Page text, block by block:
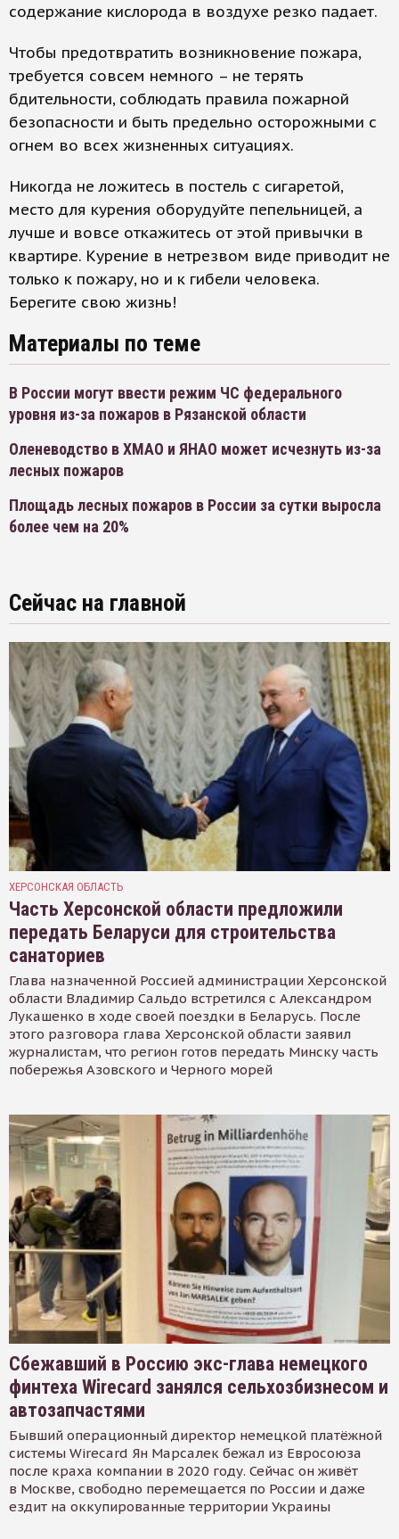
содержание кислорода в воздухе резко падает.
Чтобы предотвратить возникновение пожара,
требуется совсем немного – не терять
бдительности, соблюдать правила пожарной
безопасности и быть предельно осторожными с
огнем во всех жизненных ситуациях.
Никогда не ложитесь в постель с сигаретой,
место для курения оборудуйте пепельницей, а
лучше и вовсе откажитесь от этой привычки в
квартире. Курение в нетрезвом виде приводит не
только к пожару, но и к гибели человека.
Берегите свою жизнь!
Материалы по теме
В России могут ввести режим ЧС федерального
уровня из-за пожаров в Рязанской области
Оленеводство в ХМАО и ЯНАО может исчезнуть из-за
лесных пожаров
Площадь лесных пожаров в России за сутки выросла
более чем на 20%
Сейчас на главной
ХЕРСОНСКАЯ ОБЛАСТЬ
Часть Херсонской области предложили
передать Беларуси для строительства
санаториев
Глава назначенной Россией администрации Херсонской
области Владимир Сальдо встретился с Александром
Лукашенко в ходе своей поездки в Беларусь. После
этого разговора глава Херсонской области заявил
журналистам, что регион готов передать Минску часть
побережья Азовского и Черного морей
Сбежавший в Россию экс-глава немецкого
финтеха Wirecard занялся сельхозбизнесом и
автозапчастями
Бывший операционный директор немецкой платёжной
системы Wirecard Ян Марсалек бежал из Евросоюза
после краха компании в 2020 году. Сейчас он живёт
в Москве, свободно перемещается по России и даже
ездит на оккупированные территории Украины